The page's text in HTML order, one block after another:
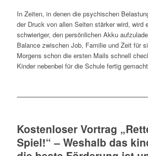
In Zeiten, in denen die psychischen
der Druck von allen Seiten stärker wird, wird
schwieriger, den persönlichen Akku
Balance zwischen Job, Familie und Zeit für
Morgens schon die ersten Mails schnell
Kinder nebenbei für die Schule fertig
Kostenloser Vortrag
Spiel!“ – Weshalb das